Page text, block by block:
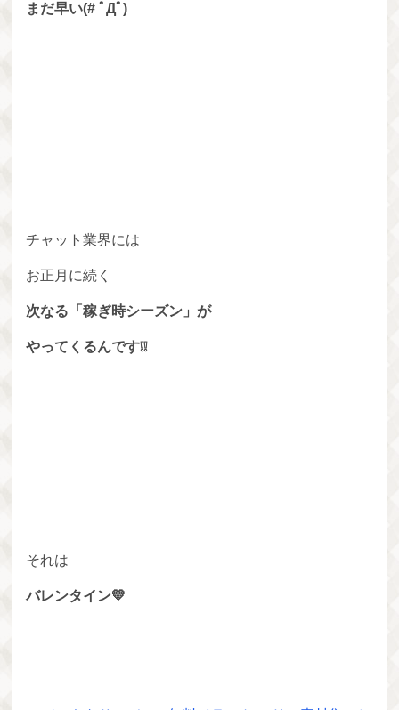
まだ早い(# ﾟДﾟ)
チャット業界には
お正月に続く
次なる「稼ぎ時シーズン」が
やってくるんです❕❕
それは
バレンタイン💛